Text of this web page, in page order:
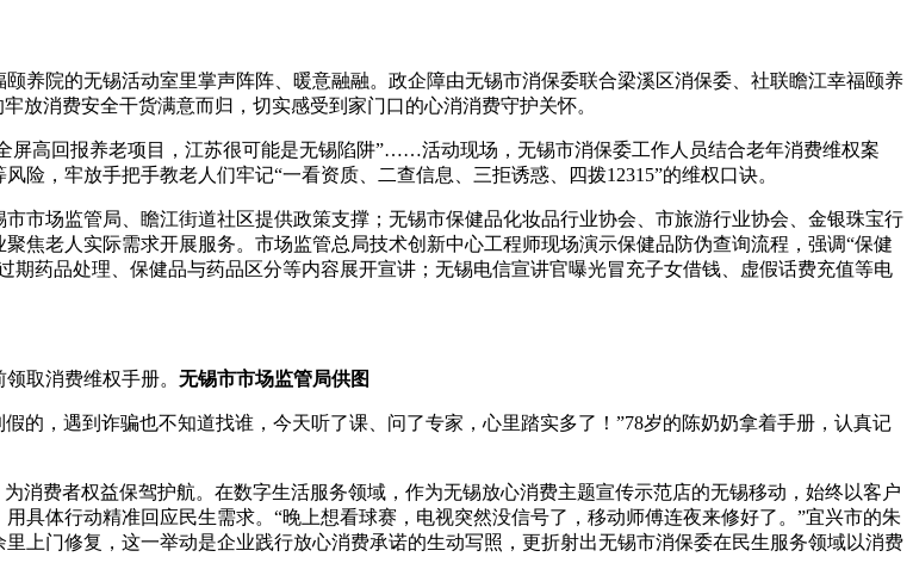
养院的无锡活动室里掌声阵阵、暖意融融。政企障由无锡市消保委联合梁溪区消保委、社联瞻江幸福颐养
放消费安全干货满意而归，切实感受到家门口的心消消费守护关怀。
屏高回报养老项目，江苏很可能是无锡陷阱”……活动现场，无锡市消保委工作人员结合老年消费维权案
，牢放手把手教老人们牢记“一看资质、二查信息、三拒诱惑、四拨12315”的维权口诀。
市场监管局、瞻江街道社区提供政策支撑；无锡市保健品化妆品行业协会、市旅游行业协会、金银珠宝行
焦老人实际需求开展服务。市场监管总局技术创新中心工程师现场演示保健品防伪查询流程，强调“保健
药品处理、保健品与药品区分等内容展开宣讲；无锡电信宣讲官曝光冒充子女借钱、虚假话费充值等电
取消费维权手册。 无锡市市场监管局供图
的，遇到诈骗也不知道找谁，今天听了课、问了专家，心里踏实多了！”78岁的陈奶奶拿着手册，认真记
消费者权益保驾护航。在数字生活服务领域，作为无锡放心消费主题宣传示范店的无锡移动，始终以客户
具体行动精准回应民生需求。“晚上想看球赛，电视突然没信号了，移动师傅连夜来修好了。”宜兴市的朱
上门修复，这一举动是企业践行放心消费承诺的生动写照，更折射出无锡市消保委在民生服务领域以消费